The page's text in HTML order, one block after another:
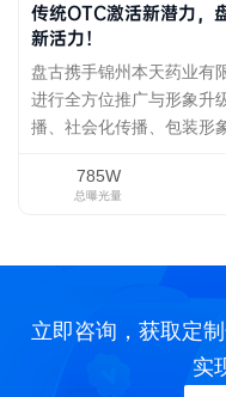
传统OTC激活新潜力，
新活力！
盘古携手锦州本天药业有
进行全方位推广与形象升
播、社会化传播、包装形
量。为传统OTC企业赋能
785W
总曝光量
立即咨询，获取定
实